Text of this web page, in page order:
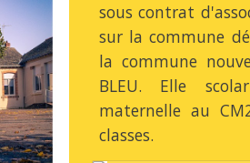
sous contrat
sur la commune
la commune
BLEU. Elle
maternelle au
classes.